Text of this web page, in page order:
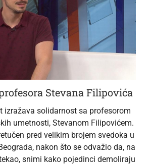
Stevana Filipovića
izražava solidarnost sa profesorom
umetnosti, Stevanom Filipovićem.
pred velikim brojem svedoka u
nakon što se odvažio da, na
snimi kako pojedinci demoliraju